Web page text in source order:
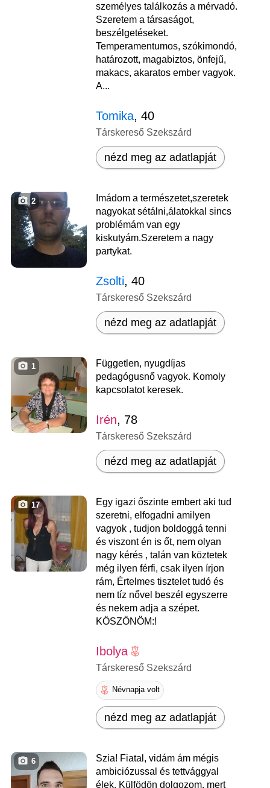
személyes találkozás a mérvadó.
Szeretem a társaságot,
beszélgetéseket.
Temperamentumos, szókimondó,
határozott, magabiztos, önfejű,
makacs, akaratos ember vagyok.
A...
Tomika, 40
Társkereső Szekszárd
nézd meg az adatlapját
2
Imádom a természetet,szeretek
nagyokat sétálni,álatokkal sincs
problémám van egy
kiskutyám.Szeretem a nagy
partykat.
Zsolti, 40
Társkereső Szekszárd
nézd meg az adatlapját
1
Független, nyugdíjas
pedagógusnő vagyok. Komoly
kapcsolatot keresek.
Irén, 78
Társkereső Szekszárd
nézd meg az adatlapját
17
Egy igazi őszinte embert aki tud
szeretni, elfogadni amilyen
vagyok , tudjon boldoggá tenni
és viszont én is őt, nem olyan
nagy kérés , talán van köztetek
még ilyen férfi, csak ilyen írjon
rám, Értelmes tisztelet tudó és
nem tíz nővel beszél egyszerre
és nekem adja a szépet.
KÖSZÖNÖM:!
Ibolya
Társkereső Szekszárd
Névnapja volt
nézd meg az adatlapját
6
Szia! Fiatal, vidám ám mégis
ambiciózussal és tettvággyal
élek. Külfödön dolgozom, mert